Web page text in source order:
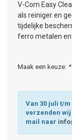
V-Com Easy
als reiniger en
tijdelijke
ferro metalen
Maak een keuze: *
Van 30 juli t/
verzenden
mail naar